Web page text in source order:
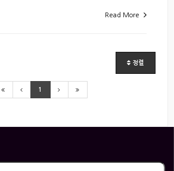
Read More
정렬
1